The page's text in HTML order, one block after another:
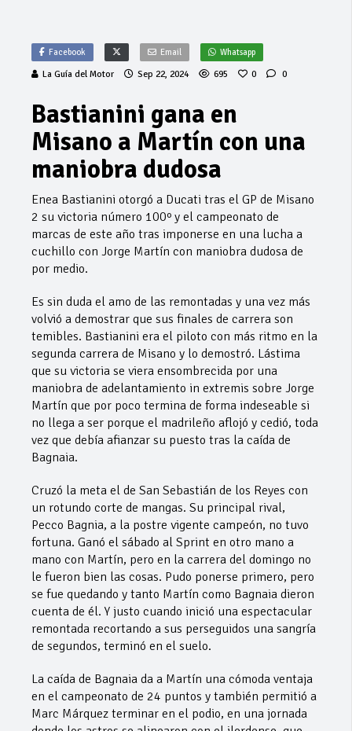
Facebook Email Whatsapp
La Guía del Motor Sep 22, 2024 695 0 0
Bastianini gana en
Misano a Martín con una
maniobra dudosa
Enea Bastianini otorgó a Ducati tras el GP de Misano
2 su victoria número 100º y el campeonato de
marcas de este año tras imponerse en una lucha a
cuchillo con Jorge Martín con maniobra dudosa de
por medio.
Es sin duda el amo de las remontadas y una vez más
volvió a demostrar que sus finales de carrera son
temibles. Bastianini era el piloto con más ritmo en la
segunda carrera de Misano y lo demostró. Lástima
que su victoria se viera ensombrecida por una
maniobra de adelantamiento in extremis sobre Jorge
Martín que por poco termina de forma indeseable si
no llega a ser porque el madrileño aflojó y cedió, toda
vez que debía afianzar su puesto tras la caída de
Bagnaia.
Cruzó la meta el de San Sebastián de los Reyes con
un rotundo corte de mangas. Su principal rival,
Pecco Bagnia, a la postre vigente campeón, no tuvo
fortuna. Ganó el sábado al Sprint en otro mano a
mano con Martín, pero en la carrera del domingo no
le fueron bien las cosas. Pudo ponerse primero, pero
se fue quedando y tanto Martín como Bagnaia dieron
cuenta de él. Y justo cuando inició una espectacular
remontada recortando a sus perseguidos una sangría
de segundos, terminó en el suelo.
La caída de Bagnaia da a Martín una cómoda ventaja
en el campeonato de 24 puntos y también permitió a
Marc Márquez terminar en el podio, en una jornada